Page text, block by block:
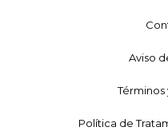
Aviso
Política de